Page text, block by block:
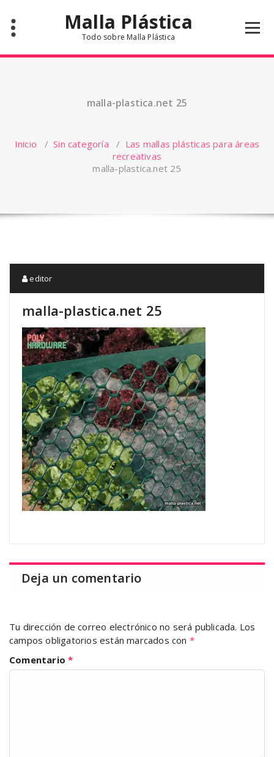
contenido
Malla Plástica
Todo sobre Malla Plástica
malla-plastica.net 25
Inicio /Sin categoría / Las mallas plásticas para áreas
recreativas
malla-plastica.net 25
editor
malla-plastica.net 25
Deja un comentario
Tu dirección de correo electrónico no será publicada. Los
campos obligatorios están marcados con *
Comentario*